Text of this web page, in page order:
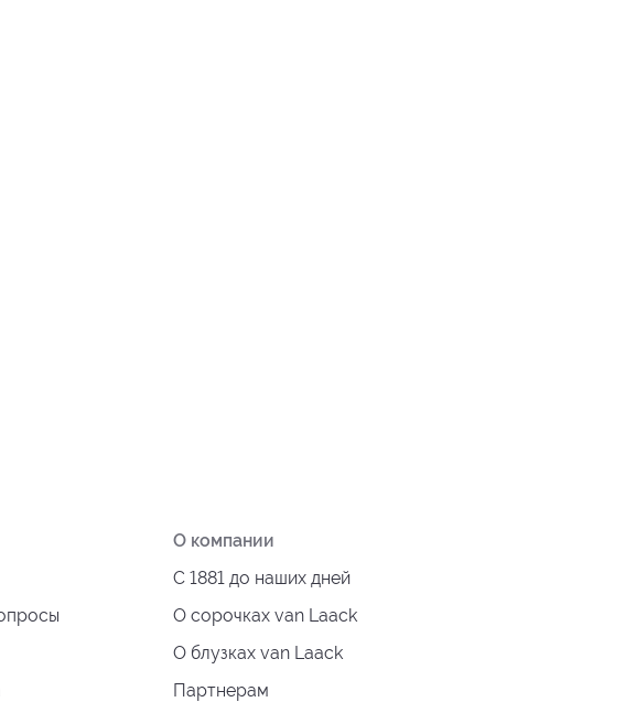
О компании
С 1881 до наших дней
О сорочках van Laack
О блузках van Laack
Партнерам